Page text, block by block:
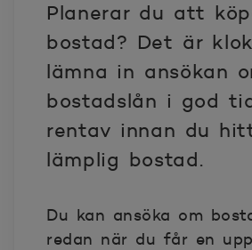
Planerar du att
bostad? Det är
lämna in ansökan
bostadslån i god
rentav innan du
lämplig bostad.
Du kan ansöka om
redan när du får en